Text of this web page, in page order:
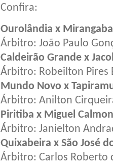
Confira:
Ourolândia x Mirangaba
Árbitro: João Paulo
Caldeirão Grande x
Árbitro: Robeilton Pires
Mundo Novo x
Árbitro: Anilton
Piritiba x Miguel Calmon
Árbitro: Janielton
Quixabeira x São José
Árbitro: Carlos Roberto